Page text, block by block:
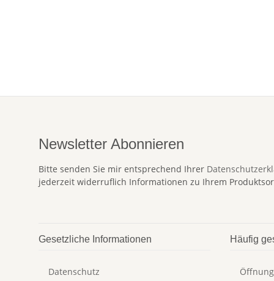
Newsletter Abonnieren
Bitte senden Sie mir entsprechend Ihrer
jederzeit widerruflich Informationen zu Ihrem
Gesetzliche Informationen
Datenschutz
Häufig